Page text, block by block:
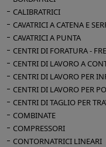
CALIBRATRICI
CAVATRICI A CATENA E
CAVATRICI A PUNTA
CENTRI DI FORATURA -
CENTRI DI LAVORO A
CENTRI DI LAVORO PER
CENTRI DI LAVORO PER
CENTRI DI TAGLIO PER
COMBINATE
COMPRESSORI
CONTORNATRICI LINEARI